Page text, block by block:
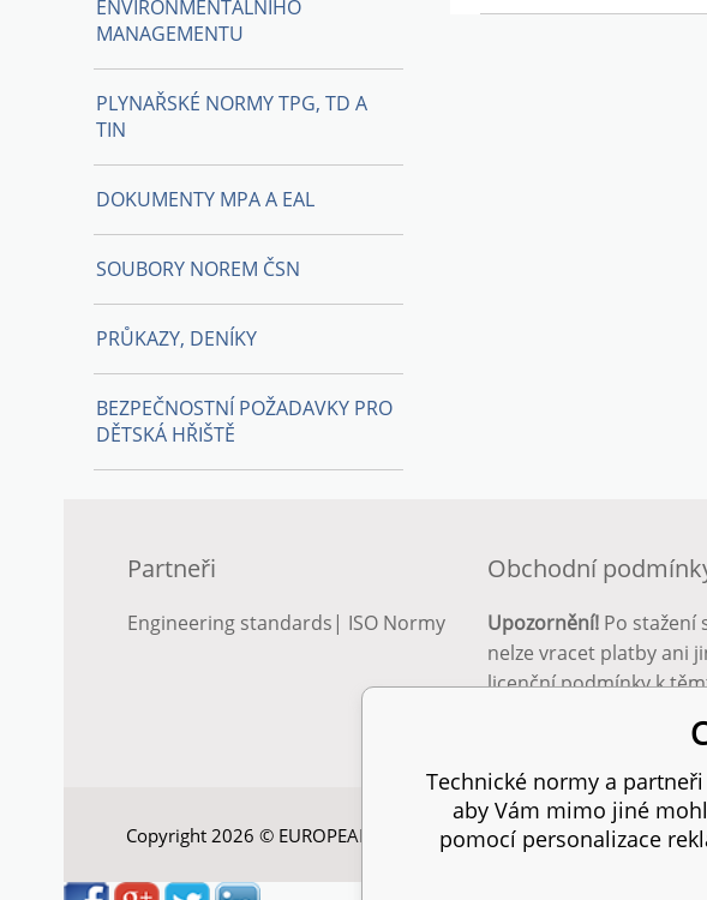
ENVIRONMENTÁLNÍHO
MANAGEMENTU
PLYNAŘSKÉ NORMY TPG, TD A
TIN
DOKUMENTY MPA A EAL
SOUBORY NOREM ČSN
PRŮKAZY, DENÍKY
BEZPEČNOSTNÍ POŽADAVKY PRO
DĚTSKÁ HŘIŠTĚ
Partneři
Engineering standards | ISO Normy
Obchodní
Upozornění! Po stažení
nelze vracet platby ani
licenční podmínky k
Copyright 2026 © EUROPEAN STANDARD. Všechna práva vyhrazena.
Technické normy a
aby Vám mimo jiné
pomocí personalizace